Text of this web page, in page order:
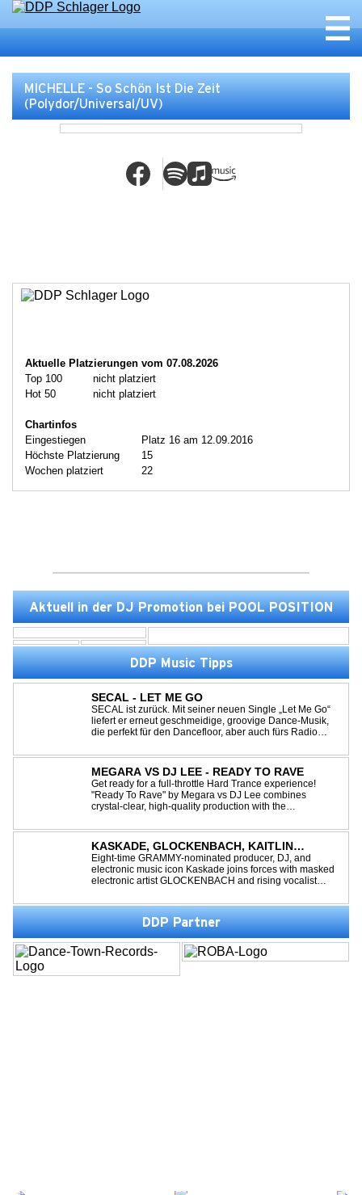
Aktuell in der DJ Promotion bei POOL POSITION
DDP Music Tipps
SECAL - LET ME GO
SECAL ist zurück. Mit seiner neuen Single „Let Me Go“
liefert er erneut geschmeidige, groovige Dance-Musik,
die perfekt für den Dancefloor, aber auch fürs Radio
ist. Deep House trifft auf Dance-Pop – man darf
gespannt sein, was als Nächstes...
MEGARA VS DJ LEE - READY TO RAVE
Get ready for a full-throttle Hard Trance experience!
"Ready To Rave" by Megara vs DJ Lee combines
crystal-clear, high-quality production with the
high-energy melody and pounding, stomping drums, this
track delivers pure rave nostalgia wh...
KASKADE, GLOCKENBACH, KAITLIN
ARAGON - RUNAWAY
Eight-time GRAMMY-nominated producer, DJ, and
electronic music icon Kaskade joins forces with masked
electronic artist GLOCKENBACH and rising vocalist
arriving July 31st. The track marks the fourth single from
Kaskade’s forthcoming ORIGIN...
DDP Partner
MICHELLE - So Schön Ist Die Zeit
(Polydor/Universal/UV)
Aktuelle Platzierungen vom 07.08.2026
Top 100
nicht platziert
Hot 50
nicht platziert
Chartinfos
Eingestiegen
Platz 16 am 12.09.2016
Höchste Platzierung
15
Wochen platziert
22